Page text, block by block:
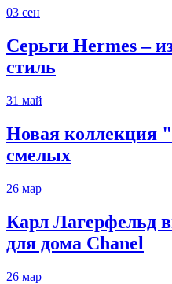
03 сен
Серьги Hermes –
стиль
31 май
Новая коллекция
смелых
26 мар
Карл Лагерфельд
для дома Chanel
26 мар